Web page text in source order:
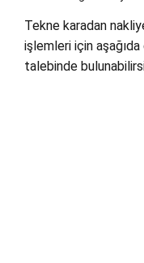
Tekne karadan
işlemleri için
talebinde